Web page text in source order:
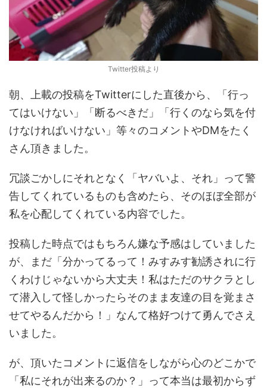
Twitter投稿より
朝、上載の投稿をTwitterにした直後から、「行っ
てはいけない」「断るべきだ」「行くのなら気を付
けなければいけない」等々のコメントやDMをたく
さん頂きました。
冗談ごかしにそれとなく「ヤバいよ、それ」って警
告してくれているものも含めたら、そのほぼ全部が
私を心配してくれている内容でした。
投稿した時点ではもちろん嫌な予感はしていました
が、まだ「分かってるって！みすみす勧誘されに行
くわけじゃないから大丈夫！私はただのサクラとし
て潜入して怪しかったらそのまま友達の目を覚まさ
せてやるんだから！」なんて格好つけて勇んでさえ
いました。
が、頂いたコメントに返信をしながら心のどこかで
「私にそれが出来るのか？」って本当は最初からず